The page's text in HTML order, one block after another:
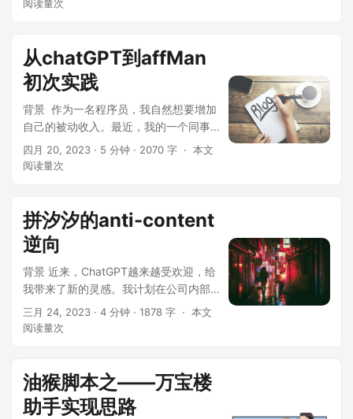
以尝试哦！ 前提准备 open AI 请求的
KEY vercel账号（免费注...
阅读量次
从chatGPT到affMan
初次实践
背景 ​ 作为一名程序员，我自然想要增加
自己的被动收入。最近，我的一个同事
告诉我他开了一个网站，每天的访问量
达到了3千，每个月还有几百美元的广告
钱，尽管在工作中我们也会不断学习新
的技能。但最基本的原则仍然是时间等
价于金...
四月 20, 2023 · 5 分钟 · 2070 字 · 本文
阅读量次
拼汐汐的anti-content
逆向
背景 近来，ChatGPT越来越受欢迎，给
我带来了新的灵感。我计划在公司内部
分享一下前端数据保护的相关内容。我
正在寻找一些支持我的分享素材。其中
权，请联系我进行删除 目标网站：
aHR0cHM6Ly93d...
三月 24, 2023 · 4 分钟 · 1878 字 · 本文
阅读量次
油猴脚本之——万宝楼
助手实现思路